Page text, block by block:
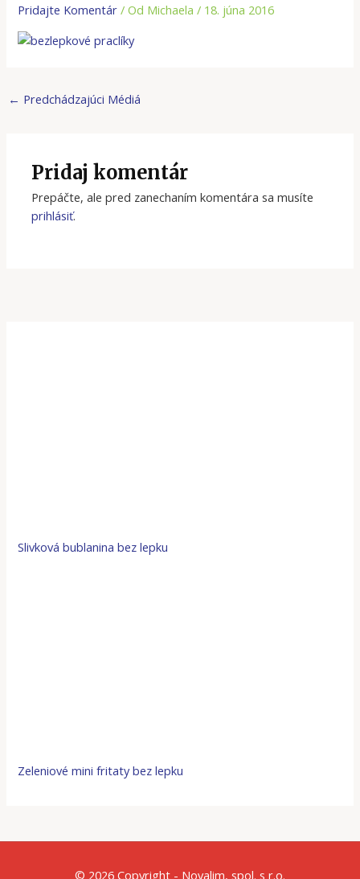
Pridajte Komentár / Od Michaela/ 18. júna 2016
← Predchádzajúci Médiá
Pridaj komentár
Prepáčte, ale pred zanechaním komentára sa musíte
prihlásiť.
Slivková bublanina bez lepku
Zeleniové mini fritaty bez lepku
© 2026 Copyright - Novalim, spol. s r.o.